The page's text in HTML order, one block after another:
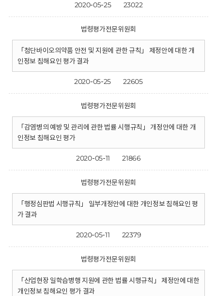
2020-05-25 23022
법령평가전문위원회
「첨단바이오의약품 안전 및 지원에 관한 규칙」 제정안에 대한 개
인정보 침해요인 평가 결과
2020-05-25 22605
법령평가전문위원회
「감염병의 예방 및 관리에 관한 법률 시행규칙」 개정안에 대한 개
인정보 침해요인 평가
2020-05-11 21866
법령평가전문위원회
「행정심판법 시행규칙」 일부개정안에 대한 개인정보 침해요인 평
가 결과
2020-05-11 22379
법령평가전문위원회
「산업현장 일학습병행 지원에 관한 법률 시행규칙」 제정안에 대한
개인정보 침해요인 평가 결과